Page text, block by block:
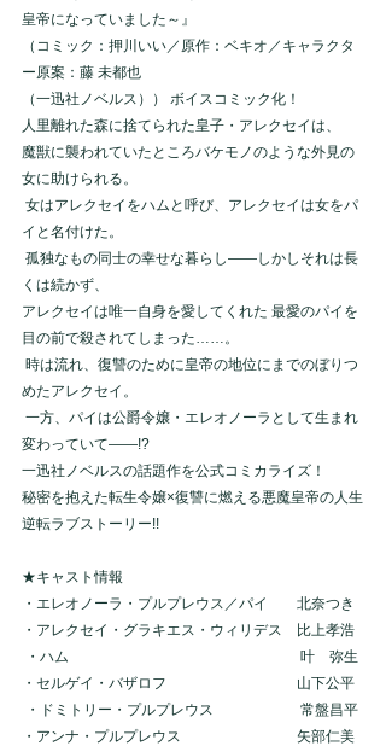
皇帝になっていました～』
（コミック：押川いい／原作：ベキオ／キャラクタ
ー原案：藤 未都也
（一迅社ノベルス）） ボイスコミック化！
人里離れた森に捨てられた皇子・アレクセイは、
魔獣に襲われていたところバケモノのような外見の
女に助けられる。
イと名付けた。
くは続かず、
アレクセイは唯一自身を愛してくれた 最愛のパイを
目の前で殺されてしまった……。
めたアレクセイ。
変わっていて――!?
一迅社ノベルスの話題作を公式コミカライズ！
秘密を抱えた転生令嬢×復讐に燃える悪魔皇帝の人生
逆転ラブストーリー!!
★キャスト情報
・エレオノーラ・プルプレウス／パイ　　北奈つき
・アレクセイ・グラキエス・ウィリデス　比上孝浩
・ハム　　　　　　　　　　　　　　　　叶　弥生
・セルゲイ・バザロフ　　　　　　　　　山下公平
・ドミトリー・プルプレウス　　　　　　常盤昌平
・アンナ・プルプレウス　　　　　　　　矢部仁美